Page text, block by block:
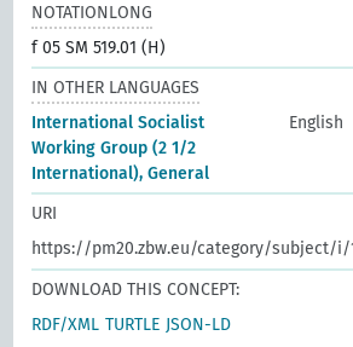
NOTATIONLONG
f 05 SM 519.01 (H)
IN OTHER LANGUAGES
International Socialist
Working Group (2 1/2
International), General
English
URI
https://pm20.zbw.eu/category/subject/i/
DOWNLOAD THIS CONCEPT:
RDF/XML TURTLE JSON-LD